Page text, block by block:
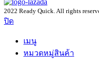
2022 Ready Quick. All rights
ปิด
เมนู
หมวดหมู่สินค้า